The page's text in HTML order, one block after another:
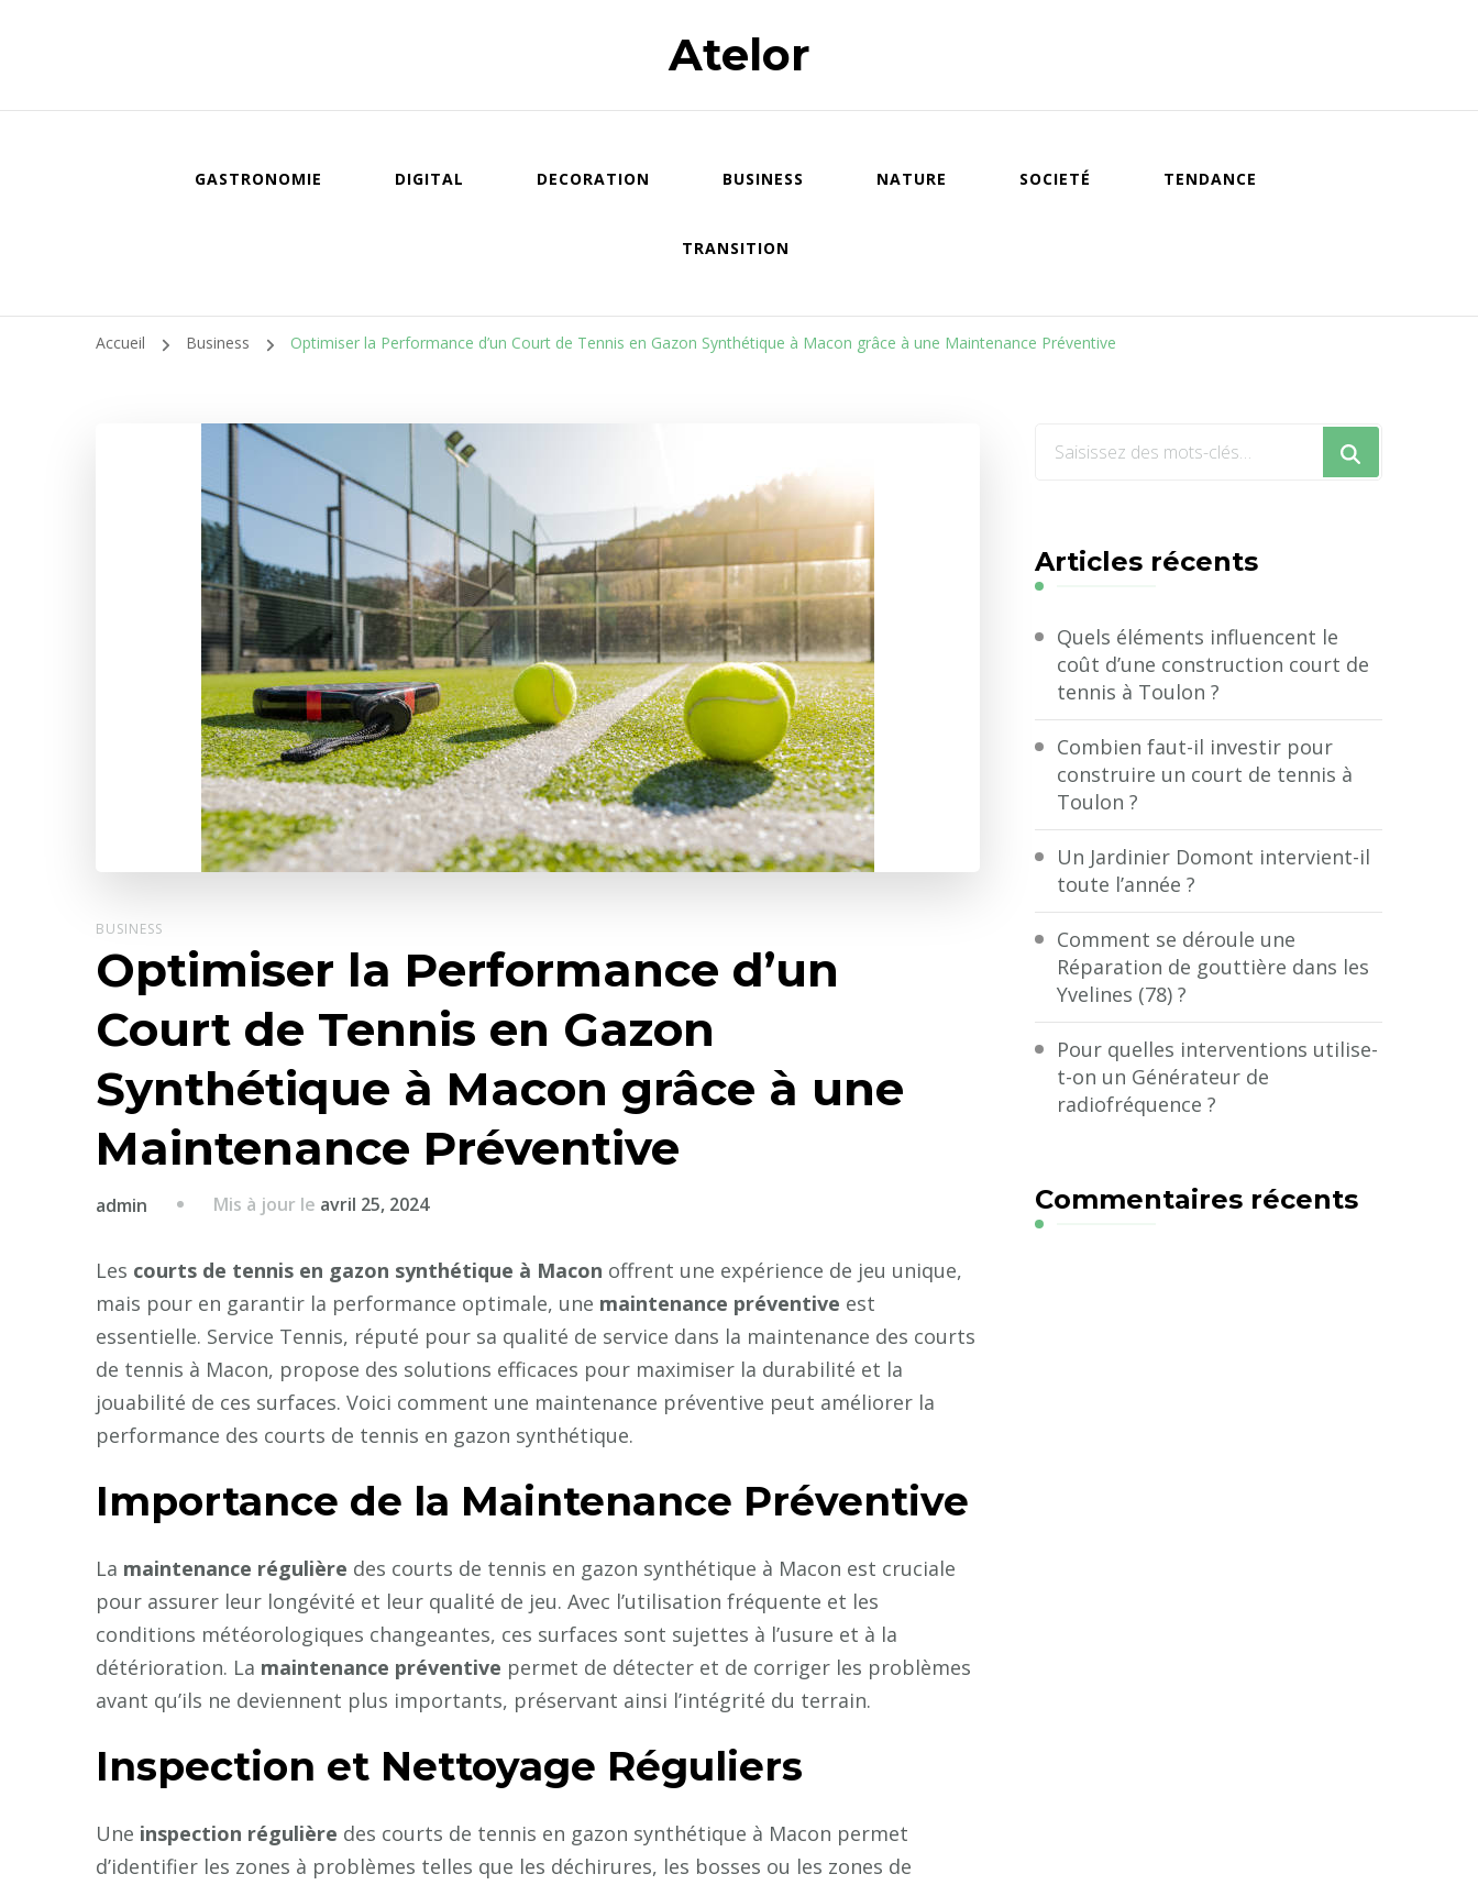
Atelor
GASTRONOMIE DIGITAL DECORATION BUSINESS NATURE SOCIETÉ TENDANCE
TRANSITION
Accueil Business Optimiser la Performance d’un Court de Tennis en Gazon Synthétique à Macon grâce à une Maintenance Préventive
BUSINESS
Optimiser la Performance d’un
Court de Tennis en Gazon
Synthétique à Macon grâce à une
Maintenance Préventive
admin Mis à jour le avril 25, 2024
Les courts de tennis en gazon synthétique à Macon offrent une expérience de jeu unique,
mais pour en garantir la performance optimale, une maintenance préventive est
essentielle. Service Tennis, réputé pour sa qualité de service dans la maintenance des courts
de tennis à Macon, propose des solutions efficaces pour maximiser la durabilité et la
jouabilité de ces surfaces. Voici comment une maintenance préventive peut améliorer la
performance des courts de tennis en gazon synthétique.
Importance de la Maintenance Préventive
La maintenance régulière des courts de tennis en gazon synthétique à Macon est cruciale
pour assurer leur longévité et leur qualité de jeu. Avec l’utilisation fréquente et les
conditions météorologiques changeantes, ces surfaces sont sujettes à l’usure et à la
détérioration. La maintenance préventive permet de détecter et de corriger les problèmes
avant qu’ils ne deviennent plus importants, préservant ainsi l’intégrité du terrain.
Inspection et Nettoyage Réguliers
Une inspection régulière des courts de tennis en gazon synthétique à Macon permet
d’identifier les zones à problèmes telles que les déchirures, les bosses ou les zones de
Vous
?
Articles récents
Quels éléments influencent le
coût d’une construction court de
tennis à Toulon ?
Combien faut-il investir pour
construire un court de tennis à
Toulon ?
Un Jardinier Domont intervient-il
toute l’année ?
Comment se déroule une
Réparation de gouttière dans les
Yvelines (78) ?
Pour quelles interventions utilise-
t-on un Générateur de
radiofréquence ?
Commentaires récents